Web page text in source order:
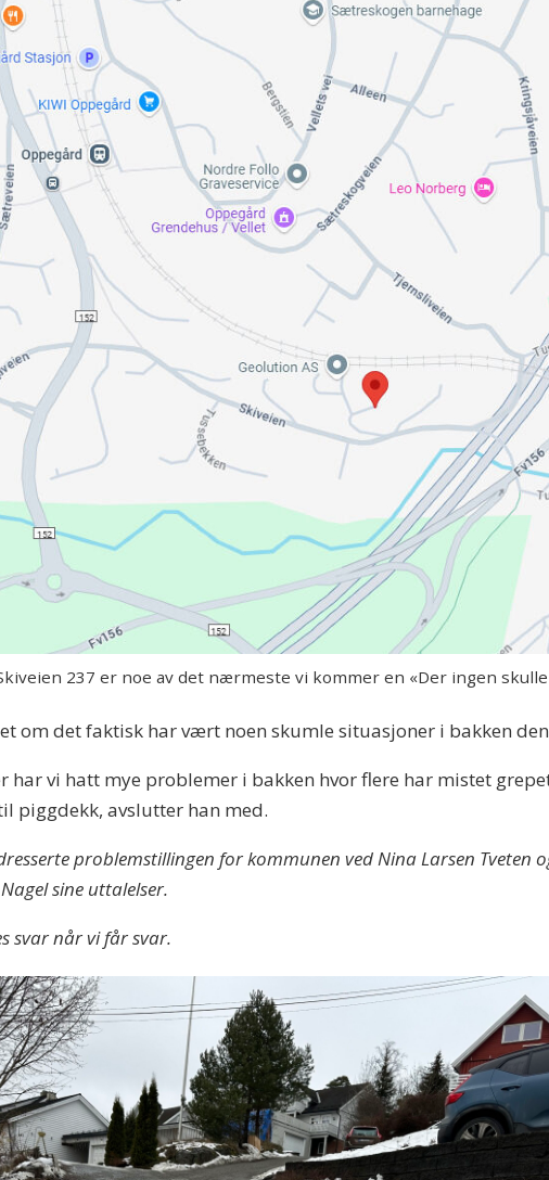
Skiveien 237 er noe av det nærmeste vi kommer en «Der ingen
om det faktisk har vært noen skumle situasjoner i bakken
har vi hatt mye problemer i bakken hvor flere har mistet
piggdekk, avslutter han med.
problemstillingen for kommunen ved Nina Larsen Tveten
sine uttalelser.
svar når vi får svar.